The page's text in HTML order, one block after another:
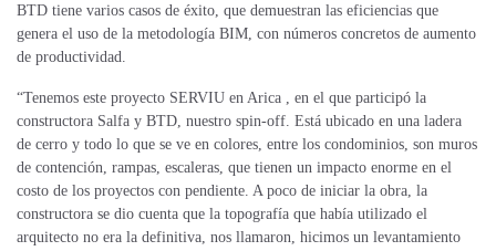
BTD tiene varios casos de éxito, que demuestran las eficiencias que
genera el uso de la metodología BIM, con números concretos de aumento
de productividad.
“Tenemos este proyecto SERVIU en Arica , en el que participó la
constructora Salfa y BTD, nuestro spin-off. Está ubicado en una ladera
de cerro y todo lo que se ve en colores, entre los condominios, son muros
de contención, rampas, escaleras, que tienen un impacto enorme en el
costo de los proyectos con pendiente. A poco de iniciar la obra, la
constructora se dio cuenta que la topografía que había utilizado el
arquitecto no era la definitiva, nos llamaron, hicimos un levantamiento